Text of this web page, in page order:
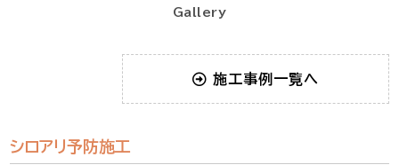
Gallery
施工事例一覧へ
シロアリ予防施工